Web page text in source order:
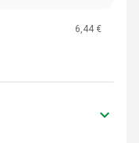
6,44 €
keyboard_arrow_down